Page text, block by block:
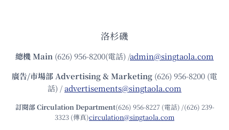
洛杉磯
總機Main (626) 956-8200(電話) /admin@singtaola.com
廣告/市場部Advertising & Marketing (626) 956-8200 (電
話) /advertisements@singtaola.com
訂閱部 Circulation Department(626) 956-8227 (電話) /(626) 239-
3323 (傳真)circulation@singtaola.com